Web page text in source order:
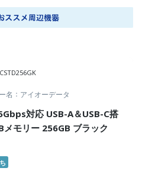
名 アイオーデータ
対応 USB-A＆USB-C搭
メモリー 256GB ブラック